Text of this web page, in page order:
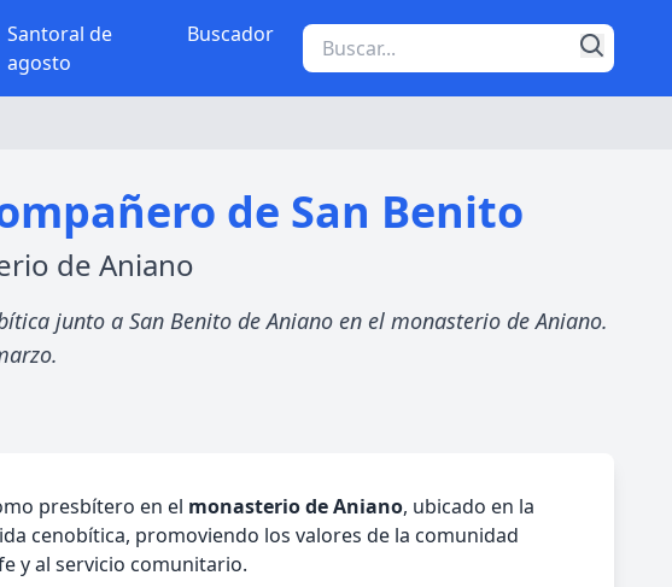
Santoral de
agosto
Buscador
de San Benito
de Aniano
junto a San Benito de Aniano en el monasterio de Aniano.
presbítero en el monasterio de Aniano, ubicado en la
cenobítica, promoviendo los valores de la comunidad
y al servicio comunitario.